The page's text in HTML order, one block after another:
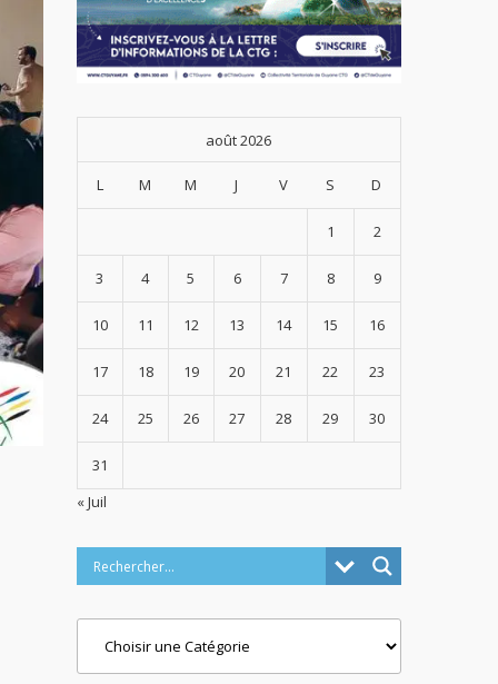
août 2026
L M M J V S D
1 2
3 4 5 6 7 8 9
10 11 12 13 14 15 16
17 18 19 20 21 22 23
24 25 26 27 28 29 30
31
« Juil